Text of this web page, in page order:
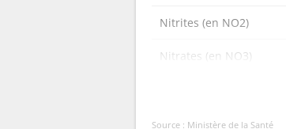
Nitrites (en NO2)
Nitrates (en NO3)
Entérocoques /100ml-MS
Source : Ministère de la Santé